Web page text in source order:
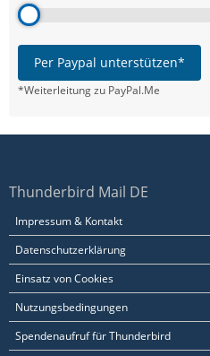
Per Paypal unterstützen*
*Weiterleitung zu PayPal.Me
Thunderbird Mail DE
Impressum & Kontakt
Datenschutzerklärung
Einsatz von Cookies
Nutzungsbedingungen
Spendenaufruf für Thunderbird